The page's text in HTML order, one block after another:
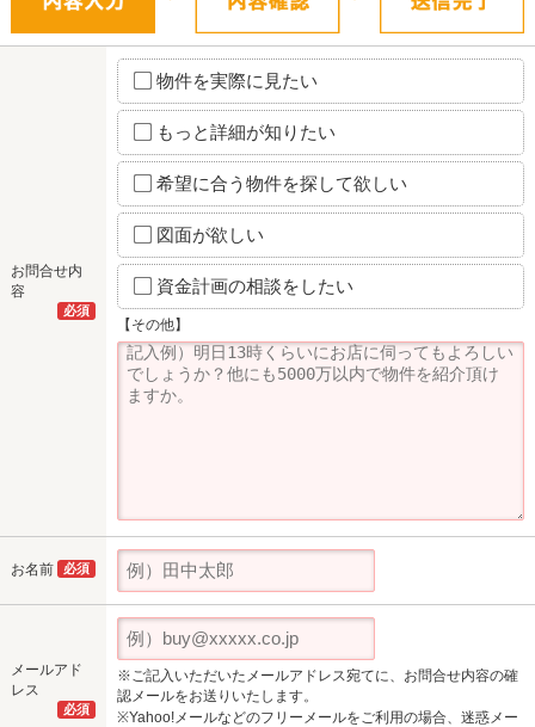
お問合せ内
容
必須
物件を実際に見たい
もっと詳細が知りたい
希望に合う物件を探して欲しい
図面が欲しい
資金計画の相談をしたい
【その他】
お名前 必須
メールアド
レス
必須
※ご記入いただいたメールアドレス宛てに、お問合せ内容の確
認メールをお送りいたします。
※Yahoo!メールなどのフリーメールをご利用の場合、迷惑メー